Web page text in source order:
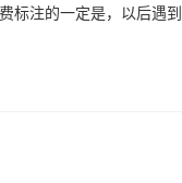
标注的一定是，以后遇